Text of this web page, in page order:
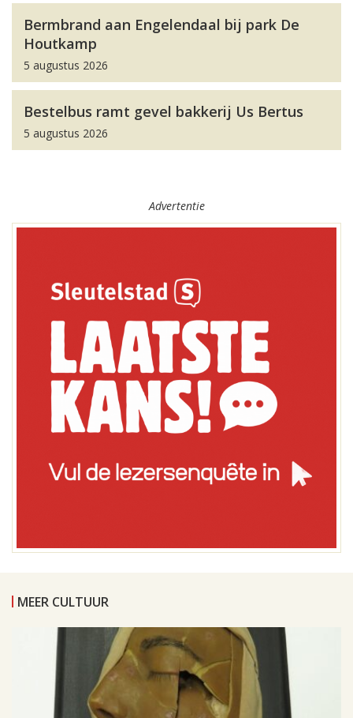
Bermbrand aan Engelendaal bij park De
Houtkamp
5 augustus 2026
Bestelbus ramt gevel bakkerij Us Bertus
5 augustus 2026
Advertentie
MEER CULTUUR